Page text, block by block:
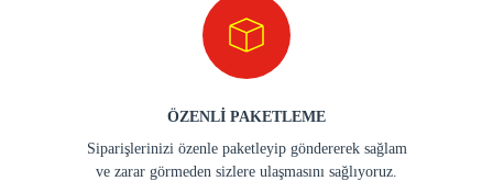
ÖZENLİ PAKETLEME
Siparişlerinizi özenle paketleyip göndererek sağlam
ve zarar görmeden sizlere ulaşmasını sağlıyoruz.